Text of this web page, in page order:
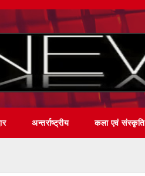
अन्तर्राष्ट्रीय कला एवं संस्कृति